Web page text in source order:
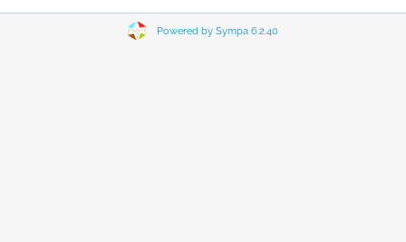
Powered by Sympa 6.2.40